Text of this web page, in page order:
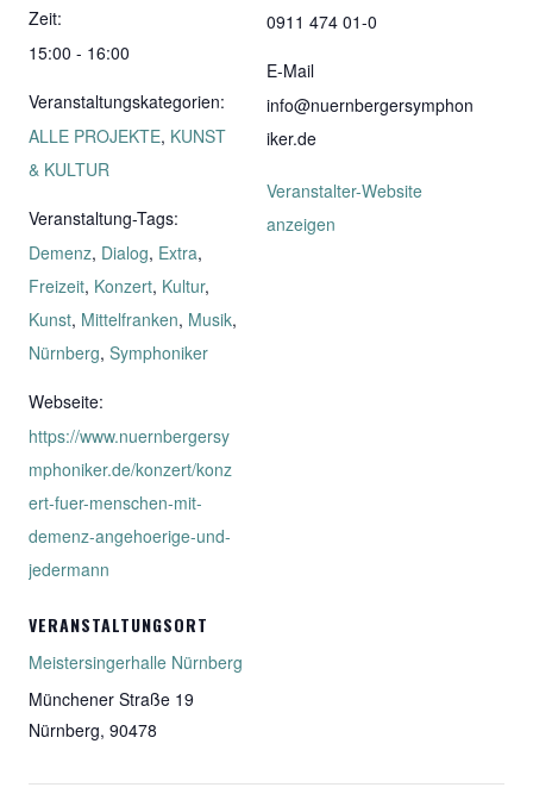
Zeit:
15:00 - 16:00
Veranstaltungskategorien:
ALLE PROJEKTE, KUNST
& KULTUR
Veranstaltung-Tags:
Demenz, Dialog, Extra,
Freizeit, Konzert, Kultur,
Kunst, Mittelfranken, Musik,
Nürnberg, Symphoniker
Webseite:
https://www.nuernbergersy
mphoniker.de/konzert/konz
ert-fuer-menschen-mit-
demenz-angehoerige-und-
jedermann
VERANSTALTUNGSORT
Meistersingerhalle Nürnberg
Münchener Straße 19
Nürnberg, 90478
0911 474 01-0
E-Mail
info@nuernbergersymphon
iker.de
Veranstalter-Website
anzeigen